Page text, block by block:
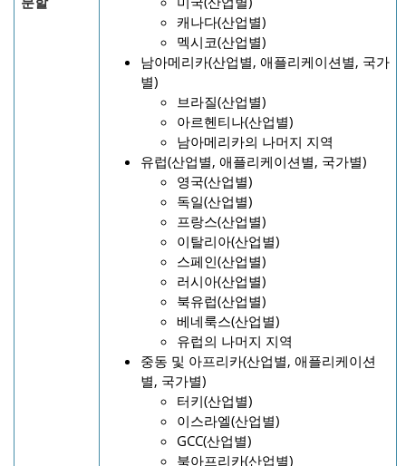
캐나다(산업별)
멕시코(산업별)
남아메리카(산업별, 애플리케이션별, 국가
별)
브라질(산업별)
아르헨티나(산업별)
남아메리카의 나머지 지역
유럽(산업별, 애플리케이션별, 국가별)
영국(산업별)
독일(산업별)
프랑스(산업별)
이탈리아(산업별)
스페인(산업별)
러시아(산업별)
북유럽(산업별)
베네룩스(산업별)
유럽의 나머지 지역
중동 및 아프리카(산업별, 애플리케이션
별, 국가별)
터키(산업별)
이스라엘(산업별)
GCC(산업별)
북아프리카(산업별)